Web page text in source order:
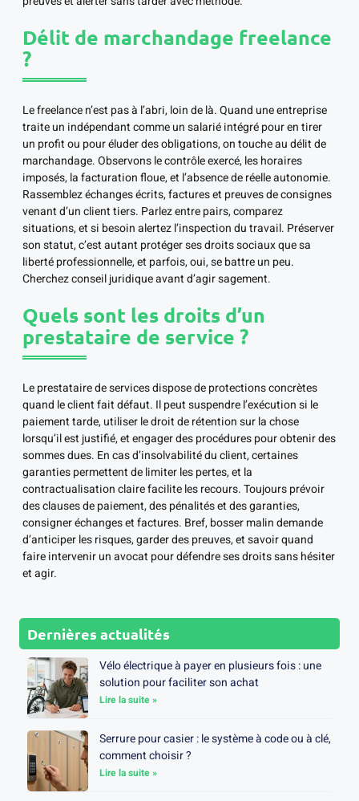
Délit de marchandage freelance
?
Le freelance n’est pas à l’abri, loin de là. Quand une entreprise
traite un indépendant comme un salarié intégré pour en tirer
un profit ou pour éluder des obligations, on touche au délit de
marchandage. Observons le contrôle exercé, les horaires
imposés, la facturation floue, et l’absence de réelle autonomie.
Rassemblez échanges écrits, factures et preuves de consignes
venant d’un client tiers. Parlez entre pairs, comparez
situations, et si besoin alertez l’inspection du travail. Préserver
son statut, c’est autant protéger ses droits sociaux que sa
liberté professionnelle, et parfois, oui, se battre un peu.
Cherchez conseil juridique avant d’agir sagement.
Quels sont les droits d’un
prestataire de service ?
Le prestataire de services dispose de protections concrètes
quand le client fait défaut. Il peut suspendre l’exécution si le
paiement tarde, utiliser le droit de rétention sur la chose
lorsqu’il est justifié, et engager des procédures pour obtenir des
sommes dues. En cas d’insolvabilité du client, certaines
garanties permettent de limiter les pertes, et la
contractualisation claire facilite les recours. Toujours prévoir
des clauses de paiement, des pénalités et des garanties,
consigner échanges et factures. Bref, bosser malin demande
d’anticiper les risques, garder des preuves, et savoir quand
faire intervenir un avocat pour défendre ses droits sans hésiter
et agir.
Dernières actualités
Vélo électrique à payer en plusieurs fois : une
solution pour faciliter son achat
Lire la suite »
Serrure pour casier : le système à code ou à clé,
comment choisir ?
Lire la suite »